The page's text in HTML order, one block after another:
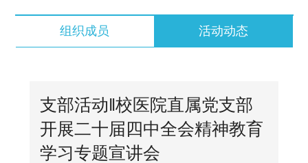
组织成员 活动动态
支部活动‖校医院直属党支部
开展二十届四中全会精神教育
学习专题宣讲会